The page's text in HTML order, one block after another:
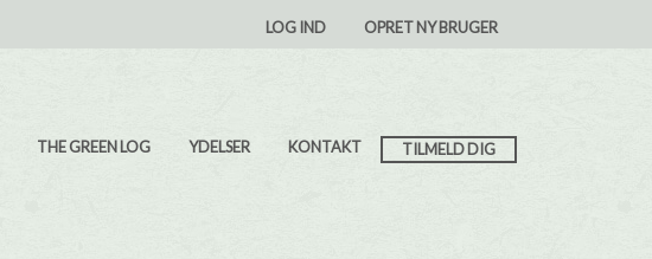
User account menu
LOG IND OPRET NY BRUGER
THE GREEN LOG YDELSER KONTAKT TILMELD DIG